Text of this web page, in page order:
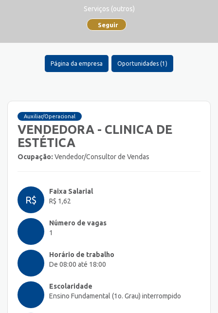
Serviços (outros)
Seguir
Página da empresa Oportunidades (1)
Auxiliar/Operacional
VENDEDORA - CLINICA DE
ESTÉTICA
Ocupação: Vendedor/Consultor de Vendas
R$
Faixa Salarial
R$ 1,62
Número de vagas
1
Horário de trabalho
De 08:00 até 18:00
Escolaridade
Ensino Fundamental (1o. Grau) interrompido